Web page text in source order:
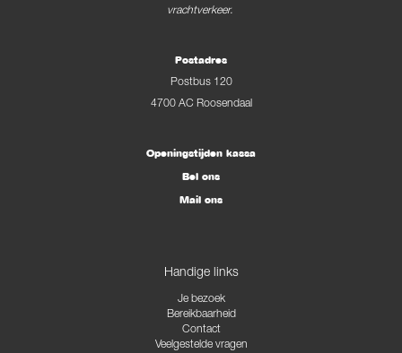
vrachtverkeer.
Postadres
Postbus 120
4700 AC Roosendaal
Openingstijden kassa
Bel ons
Mail ons
Handige links
Je bezoek
Bereikbaarheid
Contact
Veelgestelde vragen